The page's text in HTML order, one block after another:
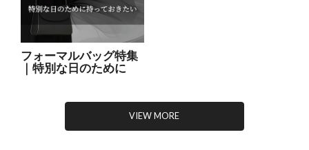
フォーマルバッグ特集
｜特別な日のために
VIEW MORE